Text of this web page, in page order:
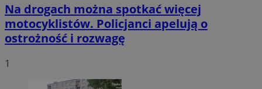
Na drogach można spotkać więcej
motocyklistów. Policjanci apelują o
ostrożność i rozwagę
1